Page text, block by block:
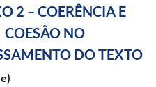
2 – COERÊNCIA E
COESÃO NO
DO TEXTO